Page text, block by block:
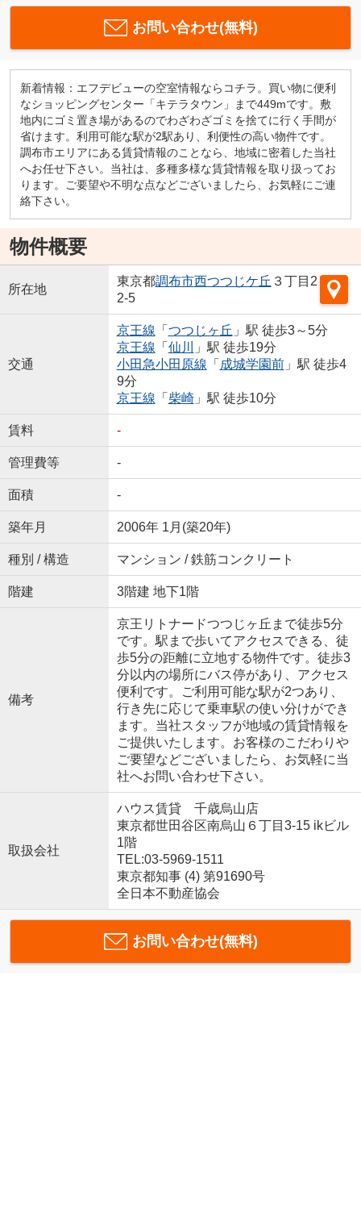
お問い合わせ(無料)
新着情報：エフデビューの空室情報ならコチラ。買い物に便利
なショッピングセンター「キテラタウン」まで449mです。敷
地内にゴミ置き場があるのでわざわざゴミを捨てに行く手間が
省けます。利用可能な駅が2駅あり、利便性の高い物件です。
調布市エリアにある賃貸情報のことなら、地域に密着した当社
へお任せ下さい。当社は、多種多様な賃貸情報を取り扱ってお
ります。ご要望や不明な点などございましたら、お気軽にご連
絡下さい。
物件概要
所在地
東京都調布市西つつじケ丘 ３丁目2
2-5
交通
京王線 「 つつじヶ丘 」駅 徒歩3～5分
京王線 「 仙川
」駅 徒歩19分
小田急小田原線 「 成城学園前」駅 徒歩4
9分
京王線 「 柴崎」駅 徒歩10分
賃料 -
管理費等 -
面積 -
築年月 2006年 1月(築20年)
種別 / 構造 マンション / 鉄筋コンクリート
階建 3階建 地下1階
備考
京王リトナードつつじヶ丘まで徒歩5分
です。駅まで歩いてアクセスできる、徒
歩5分の距離に立地する物件です。徒歩3
分以内の場所にバス停があり、アクセス
便利です。ご利用可能な駅が2つあり、
行き先に応じて乗車駅の使い分けができ
ます。当社スタッフが地域の賃貸情報を
ご提供いたします。お客様のこだわりや
ご要望などございましたら、お気軽に当
社へお問い合わせ下さい。
取扱会社
ハウス賃貸 千歳烏山店
東京都世田谷区南烏山６丁目3-15 ikビル
1階
TEL:03-5969-1511
東京都知事 (4) 第91690号
全日本不動産協会
お問い合わせ(無料)